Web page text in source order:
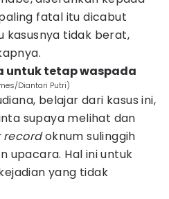
fatal itu dicabut
kasusnya tidak berat,
untuk tetap waspada
Diantari Putri)
belajar dari kasus ini,
supaya melihat dan
recordoknum sulinggih
upacara. Hal ini untuk
yang tidak